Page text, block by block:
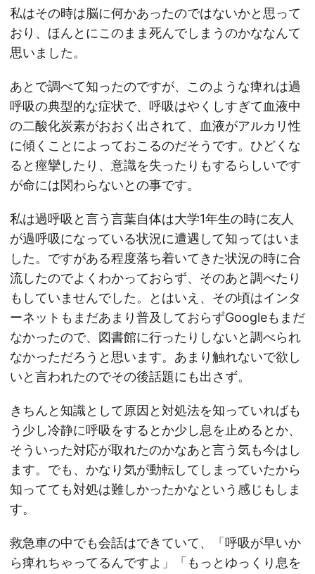
私はその時は脳に何かあったのではないかと思って
おり、ほんとにこのまま死んでしまうのかななんて
思いました。
あとで調べて知ったのですが、このような痺れは過
呼吸の典型的な症状で、呼吸はやくしすぎて血液中
の二酸化炭素がおおく出されて、血液がアルカリ性
に傾くことによっておこるのだそうです。ひどくな
ると痙攣したり、意識を失ったりもするらしいです
が命には関わらないとの事です。
私は過呼吸と言う言葉自体は大学1年生の時に友人
が過呼吸になっている状況に遭遇して知ってはいま
した。ですがある程度落ち着いてきた状況の時に合
流したのでよくわかっておらず、そのあと調べたり
もしていませんでした。とはいえ、その頃はインタ
ーネットもまだあまり普及しておらずGoogleもまだ
なかったので、図書館に行ったりしないと調べられ
なかっただろうと思います。あまり触れないで欲し
いと言われたのでその後話題にも出さず。
きちんと知識として原因と対処法を知っていればも
う少し冷静に呼吸をするとか少し息を止めるとか、
そういった対応が取れたのかなあと言う気も今はし
ます。でも、かなり気が動転してしまっていたから
知ってても対処は難しかったかなという感じもしま
す。
救急車の中でも会話はできていて、「呼吸が早いか
ら痺れちゃってるんですよ」「もっとゆっくり息を